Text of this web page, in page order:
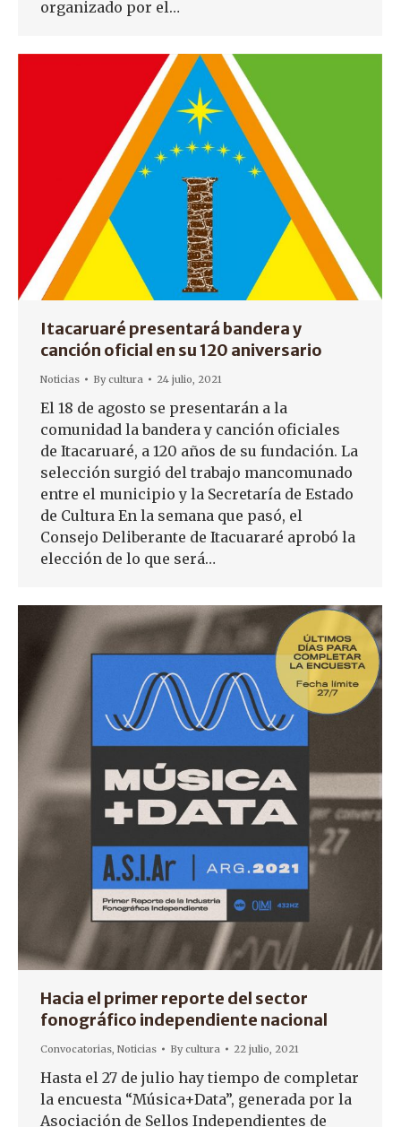
organizado por el…
Itacaruaré presentará bandera y
canción oficial en su 120 aniversario
Noticias Bycultura 24 julio, 2021
El 18 de agosto se presentarán a la
comunidad la bandera y canción oficiales
de Itacaruaré, a 120 años de su fundación. La
selección surgió del trabajo mancomunado
entre el municipio y la Secretaría de Estado
de Cultura En la semana que pasó, el
Consejo Deliberante de Itacuararé aprobó la
elección de lo que será…
Hacia el primer reporte del sector
fonográfico independiente nacional
Convocatorias, Noticias Bycultura 22 julio, 2021
Hasta el 27 de julio hay tiempo de completar
la encuesta “Música+Data”, generada por la
Asociación de Sellos Independientes de